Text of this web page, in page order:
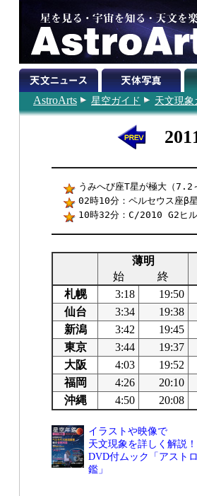
AstroArts 星空ガイド 天文現象
うみへび座T星が極大（7.2
02時10分：ペルセウス座β
10時32分：C/2010 G2ヒ
薄明
始
終
札幌
3:18 19:50
仙台
3:34 19:38
新潟
3:42 19:45
東京
3:44 19:37
大阪
4:03 19:52
福岡
4:26 20:10
沖縄
4:50 20:08
イラストや映像で
天文現象を詳しく解説！
DVD付ムック「アスト
鑑」